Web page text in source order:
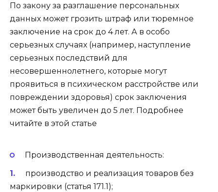
По закону за разглашение персональных
данных может грозить штраф или тюремное
заключение на срок до 4 лет. А в особо
серьезных случаях (например, наступление
серьезных последствий для
несовершеннолетнего, которые могут
проявиться в психическом расстройстве или
повреждении здоровья) срок заключения
может быть увеличен до 5 лет. Подробнее
читайте в этой статье
Производственная деятельность:
производство и реализация товаров без
маркировки (статья 171.1);